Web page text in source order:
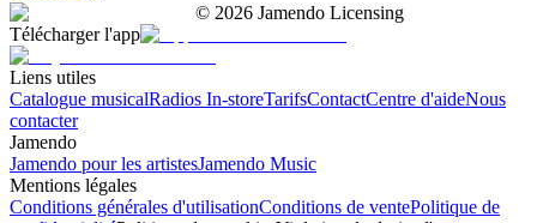
© 2026 Jamendo Licensing
Télécharger l'app
Liens utiles
Catalogue musicalRadios In-storeTarifsContactCentre d'aideNous
contacter
Jamendo
Jamendo pour les artistesJamendo Music
Mentions légales
Conditions générales d'utilisationConditions de ventePolitique de